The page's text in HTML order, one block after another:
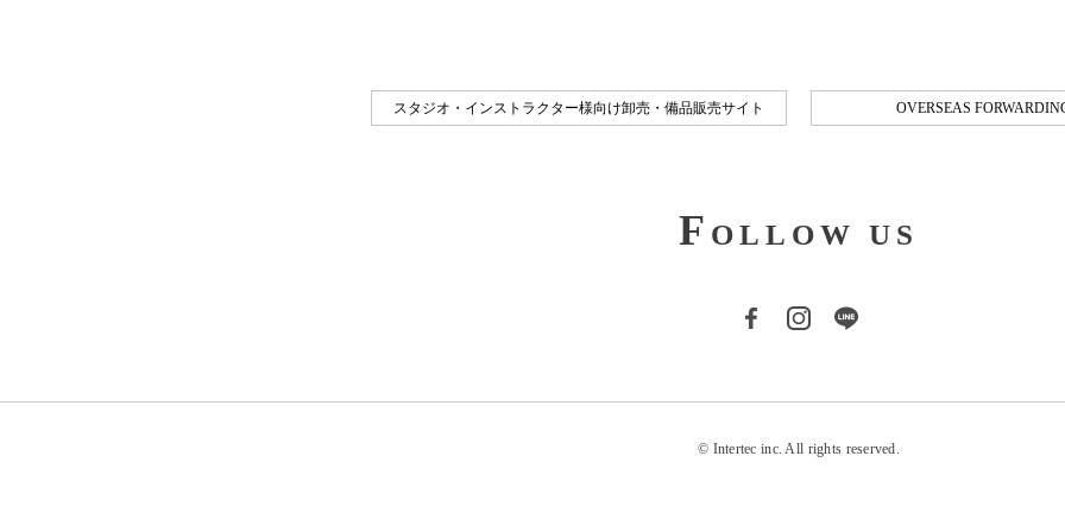
スタジオ・インストラクター様向け卸売・備品販売サイト OVERSEAS
F OLLOW US
© Intertec inc. All rights reserved.